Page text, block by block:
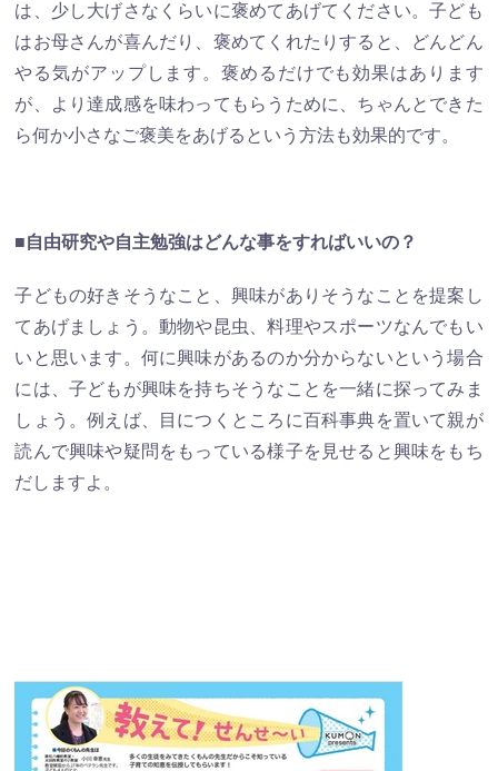
は、少し大げさなくらいに褒めてあげてください。子ども
はお母さんが喜んだり、褒めてくれたりすると、どんどん
やる気がアップします。褒めるだけでも効果はあります
が、より達成感を味わってもらうために、ちゃんとできた
ら何か小さなご褒美をあげるという方法も効果的です。
■自由研究や自主勉強はどんな事をすればいいの？
子どもの好きそうなこと、興味がありそうなことを提案し
てあげましょう。動物や昆虫、料理やスポーツなんでもい
いと思います。何に興味があるのか分からないという場合
には、子どもが興味を持ちそうなことを一緒に探ってみま
しょう。例えば、目につくところに百科事典を置いて親が
読んで興味や疑問をもっている様子を見せると興味をもち
だしますよ。